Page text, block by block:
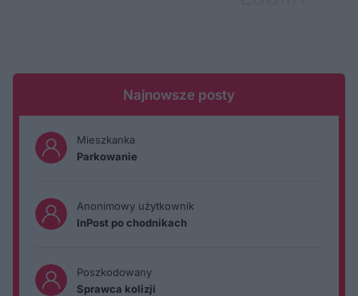
Najnowsze posty
Mieszkanka
Parkowanie
Anonimowy użytkownik
InPost po chodnikach
Poszkodowany
Sprawca kolizji